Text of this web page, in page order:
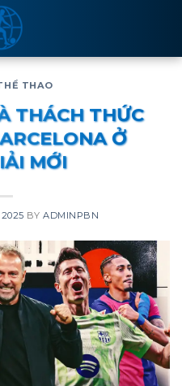
THAO
THÁCH THỨC
Ở
MỚI
BYADMINPBN